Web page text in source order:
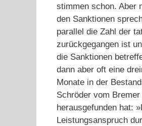
stimmen schon. Aber
den Sanktionen
parallel die Zahl der
zurückgegangen ist
die Sanktionen
dann aber oft eine
Monate in der
Schröder vom
herausgefunden hat:
Leistungsanspruch